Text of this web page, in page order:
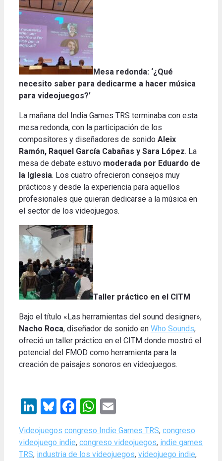
Mesa redonda: ‘¿Qué
necesito saber para dedicarme a hacer música
para videojuegos?’
La mañana del India Games TRS terminaba con esta
mesa redonda, con la participación de los
compositores y diseñadores de sonido Aleix
Ramón, Raquel García Cabañas y Sara López. La
mesa de debate estuvo moderada por Eduardo de
la Iglesia. Los cuatro ofrecieron consejos muy
prácticos y desde la experiencia para aquellos
profesionales que quieran dedicarse a la música en
el sector de los videojuegos.
Taller práctico en el CITM
Bajo el título «Las herramientas del sound designer»,
Nacho Roca, diseñador de sonido en Who Sounds,
ofreció un taller práctico en el CITM donde mostró el
potencial del FMOD como herramienta para la
creación de paisajes sonoros en videojuegos.
LinkedIn
Bluesky
Facebook
WhatsApp
Categories
Videojuegos Tags
congreso Indie Games TRS, congreso
videojuego indie, congreso videojuegos, indie games
TRS, industria de los videojuegos, videojuego indie,